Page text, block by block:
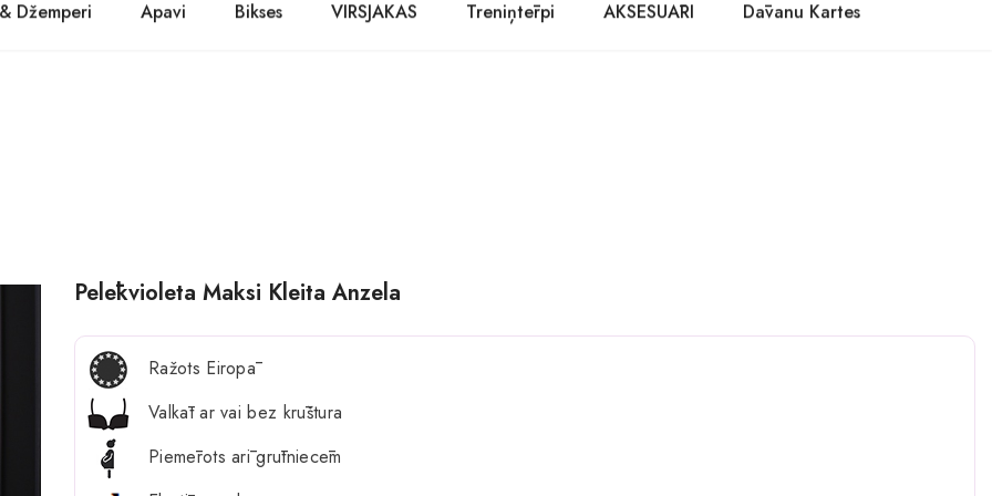
PASŪTĪT TŪLĪT! Prece tiks piegādāta 1-3 dienu laikā.
Džemperi Apavi Bikses VIRSJAKAS Treniņtērpi AKSESUĀRI Dāvanu Kartes
Pelēkvioleta Maksi Kleita Anzela
Ražots Eiropā
Valkāt ar vai bez krūštura
Piemērots arī grūtniecēm